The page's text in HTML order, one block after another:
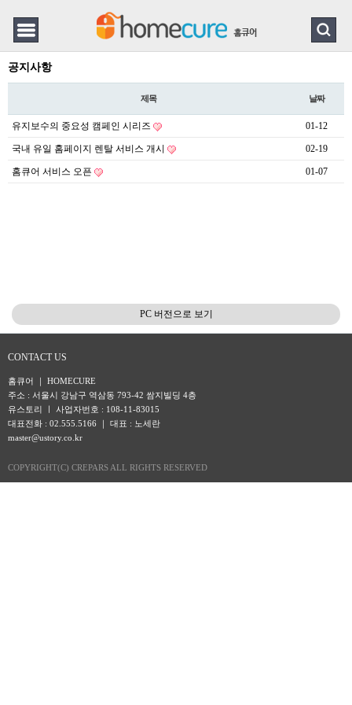
공지사항
제목 날짜
유지보수의 중요성 캠페인 시리즈 01-12
국내 유일 홈페이지 렌탈 서비스 개시 02-19
홈큐어 서비스 오픈 01-07
PC 버전으로 보기
CONTACT US
홈큐어 ｜ HOMECURE
주소 : 서울시 강남구 역삼동 793-42 쌈지빌딩 4층
유스토리 ㅣ 사업자번호 : 108-11-83015
대표전화 : 02.555.5166 ｜ 대표 : 노세란
master@ustory.co.kr
COPYRIGHT(C) CREPARS ALL RIGHTS RESERVED